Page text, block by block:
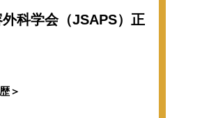
外科学会（JSAPS）正
＞